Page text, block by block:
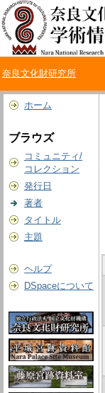
奈良文化財研究所
ホーム
ブラウズ
コミュニティ/
コレクション
発行日
著者
タイトル
主題
ヘルプ
DSpaceについて